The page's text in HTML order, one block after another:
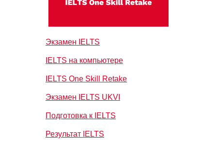
Экзамен IELTS
IELTS на компьютере
IELTS One Skill Retake
Экзамен IELTS UKVI
Подготовка к IELTS
Результат IELTS